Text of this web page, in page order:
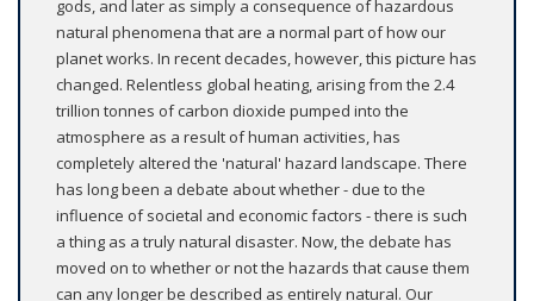
gods, and later as simply a consequence of hazardous
natural phenomena that are a normal part of how our
planet works. In recent decades, however, this picture has
changed. Relentless global heating, arising from the 2.4
trillion tonnes of carbon dioxide pumped into the
atmosphere as a result of human activities, has
completely altered the 'natural' hazard landscape. There
has long been a debate about whether - due to the
influence of societal and economic factors - there is such
a thing as a truly natural disaster. Now, the debate has
moved on to whether or not the hazards that cause them
can any longer be described as entirely natural. Our